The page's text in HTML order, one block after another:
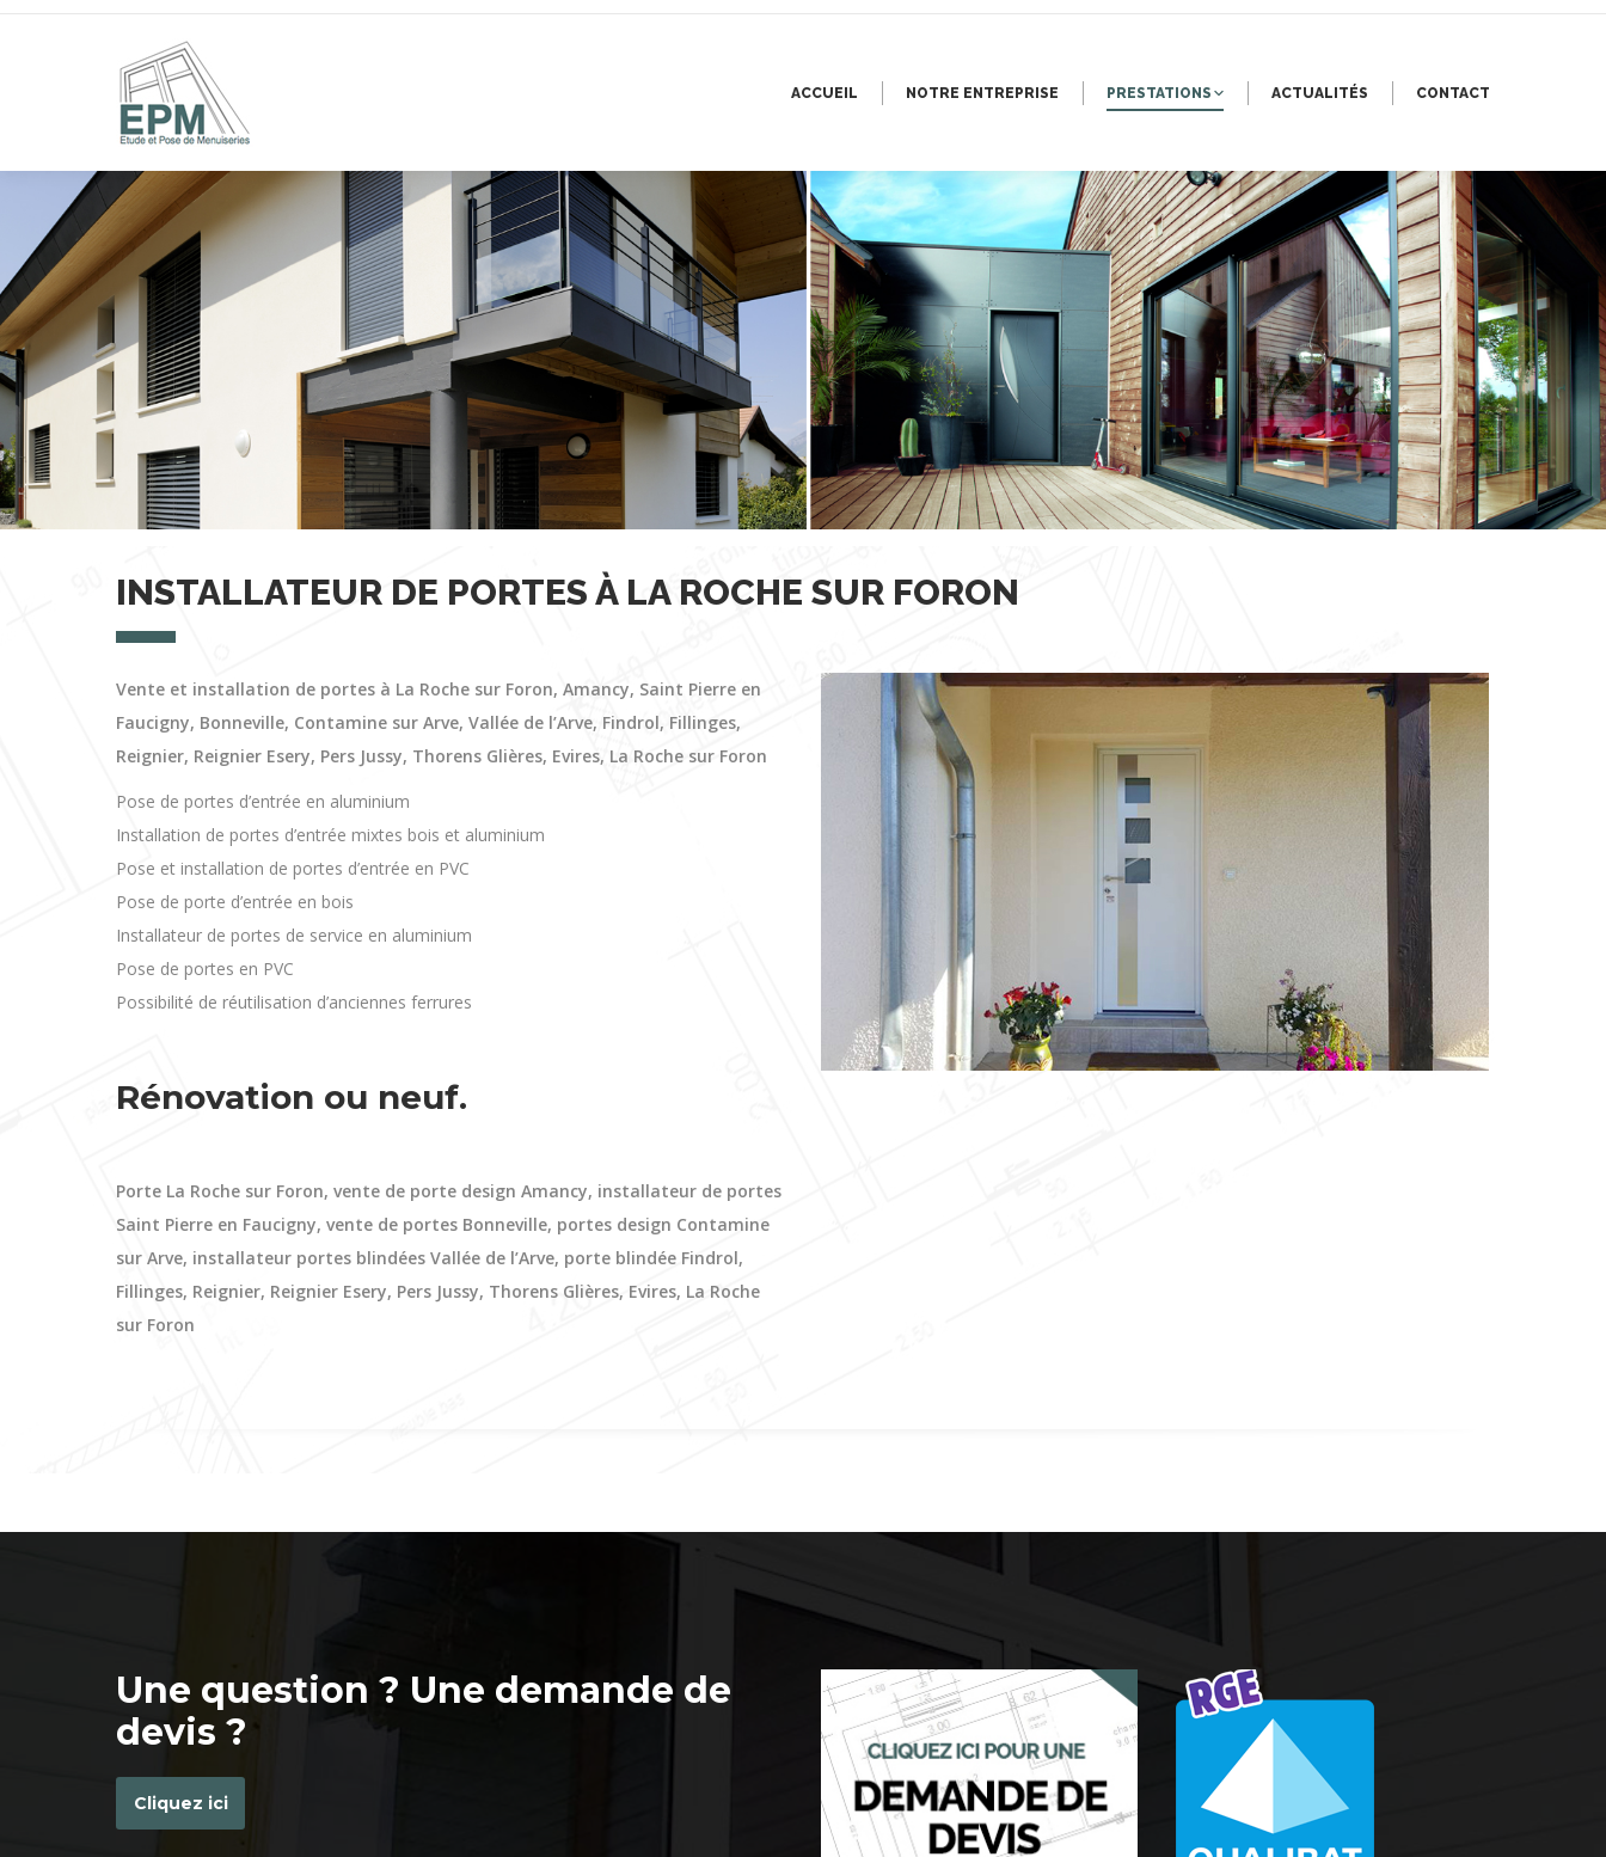
ACCUEIL NOTRE ENTREPRISE PRESTATIONS ACTUALITÉS CONTACT
INSTALLATEUR DE PORTES À LA ROCHE SUR FORON
Vente et installation de portes à La Roche sur Foron, Amancy, Saint Pierre en
Faucigny, Bonneville, Contamine sur Arve, Vallée de l’Arve, Findrol, Fillinges,
Reignier, Reignier Esery, Pers Jussy, Thorens Glières, Evires, La Roche sur Foron
Pose de portes d’entrée en aluminium
Installation de portes d’entrée mixtes bois et aluminium
Pose et installation de portes d’entrée en PVC
Pose de porte d’entrée en bois
Installateur de portes de service en aluminium
Pose de portes en PVC
Possibilité de réutilisation d’anciennes ferrures
Rénovation ou neuf.
Porte La Roche sur Foron, vente de porte design Amancy, installateur de portes
Saint Pierre en Faucigny, vente de portes Bonneville, portes design Contamine
sur Arve, installateur portes blindées Vallée de l’Arve, porte blindée Findrol,
Fillinges, Reignier, Reignier Esery, Pers Jussy, Thorens Glières, Evires, La Roche
sur Foron
Une question ? Une demande de
devis ?
Cliquez ici